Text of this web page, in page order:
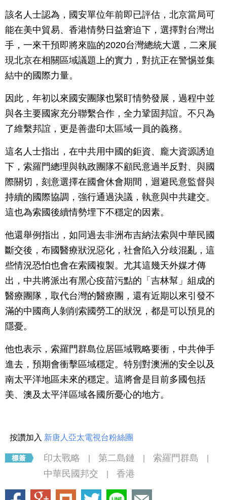
該名人士認為，國安單位年前即已評估，北京當局可
能在美中貿易、香港情勢日益窘迫下，選擇對台灣出
手，一來干預即將來臨的2020台灣總統大選，二來展
現北京在相關區域議題上的實力，對抗正在警惕並集
結中的國際力量。
因此，年初以來國安團隊也緊盯情勢發展，過程中並
與各主要國家充分聯繫合作，全力鞏固邦誼。不只為
了維繫邦誼，更是善盡印太區域一員的義務。
這名人士指出，在中共用中國的鉅資、龐大資源誘迫
下，索羅門總理與執政團隊不顧民意過半反對、與國
際關切，刻意選擇在國會休會期間，迴避民意監督與
持續的國際協調，強行通過決議，執意與中共建交。
這也為索國後續情勢埋下不穩定的因素。
他還舉例指出，如同過去非洲布吉納法索與中華民國
斷交後，布國醫療狀況惡化，社會陷入分歧混亂，這
些情況恐怕也會在索國複製。尤其這幾天外媒才傳
出，中共將派出有黑心疫苗污點的「吉林幫」組成的
醫療團隊，取代台灣的醫療團，還有近期以來引發不
滿的中國商人剝削索國勞工的狀況，都是可以預見的
隱憂。
他也表示，索羅門群島位居區域戰略要衝，中共伸手
進去，預期會衝擊區域穩定。特別對澳洲的安全以及
南太平洋地區未來的穩定。這將會是目前多國包括
美、澳及太平洋區域各國所憂心的地方。
按讚加入 新唐人亞太電視台粉絲團
印太戰略 第二島鏈 索羅門群島
中華民國邦交 香港